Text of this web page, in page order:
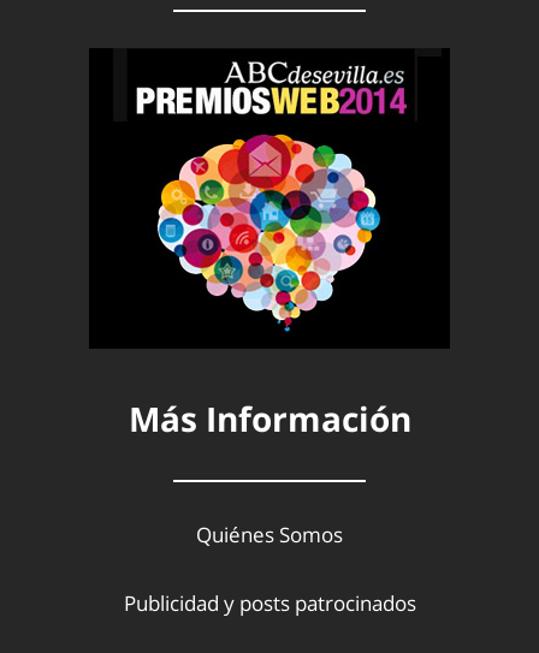
Más Información
Quiénes Somos
Publicidad y posts patrocinados